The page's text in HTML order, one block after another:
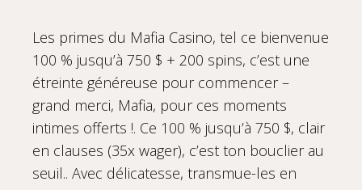
Les primes du Mafia Casino, tel ce bienvenue
100 % jusqu’à 750 $ + 200 spins, c’est une
étreinte généreuse pour commencer –
grand merci, Mafia, pour ces moments
intimes offerts !. Ce 100 % jusqu’à 750 $, clair
en clauses (35x wager), c’est ton bouclier au
seuil.. Avec délicatesse, transmue-les en